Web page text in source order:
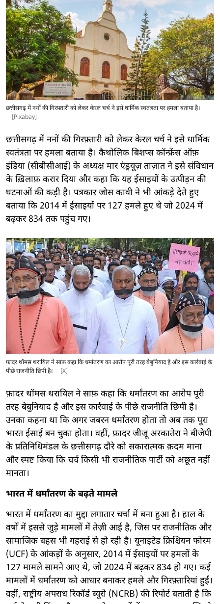
छत्तीसगढ़ में ननों की गिरफ़्तारी को लेकर केरल चर्च ने इसे धार्मिक स्वतंत्रता पर हमला बताया है।
[Pixabay]
छत्तीसगढ़ में ननों की गिरफ़्तारी को लेकर केरल चर्च ने इसे धार्मिक
स्वतंत्रता पर हमला बताया है। कैथोलिक बिशप्स कॉन्फ्रेंस ऑफ़
इंडिया (सीबीसीआई) के अध्यक्ष मार एंड्रयूज़ ताज़ात ने इसे संविधान
के ख़िलाफ़ करार दिया और कहा कि यह ईसाइयों के उत्पीड़न की
घटनाओं की कड़ी है। पत्रकार जोस कावी ने भी आंकड़े देते हुए
बताया कि 2014 में ईसाइयों पर 127 हमले हुए थे जो 2024 में
बढ़कर 834 तक पहुंच गए।
फ़ादर थॉमस थरायिल ने साफ़ कहा कि धर्मांतरण का आरोप पूरी तरह बेबुनियाद है और इस कार्रवाई के
पीछे राजनीति छिपी है।
[X]
फ़ादर थॉमस थरायिल ने साफ़ कहा कि धर्मांतरण का आरोप पूरी
तरह बेबुनियाद है और इस कार्रवाई के पीछे राजनीति छिपी है।
उनका कहना था कि अगर जबरन धर्मांतरण होता तो अब तक पूरा
भारत ईसाई बन चुका होता। वहीं, फ़ादर जीजू अरकातेरा ने बीजेपी
के प्रतिनिधिमंडल के छत्तीसगढ़ दौरे को सकारात्मक क़दम माना
और स्पष्ट किया कि चर्च किसी भी राजनीतिक पार्टी को अछूत नहीं
मानता।
भारत में धर्मांतरण के बढ़ते मामले
भारत में धर्मांतरण का मुद्दा लगातार चर्चा में बना हुआ है। हाल के
वर्षों में इससे जुड़े मामलों में तेज़ी आई है, जिस पर राजनीतिक और
सामाजिक बहस भी गहराई से हो रही है। यूनाइटेड क्रिश्चियन फोरम
(UCF) के आंकड़ों के अनुसार, 2014 में ईसाइयों पर हमलों के
127 मामले सामने आए थे, जो 2024 में बढ़कर 834 हो गए। कई
मामलों में धर्मांतरण को आधार बनाकर हमले और गिरफ़्तारियां हुईं।
वहीं, राष्ट्रीय अपराध रिकॉर्ड ब्यूरो (NCRB) की रिपोर्ट बताती है कि